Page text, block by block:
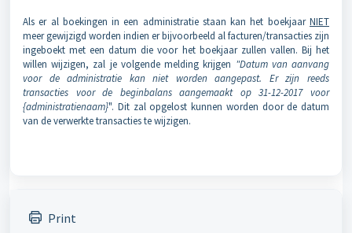
Als er al boekingen in een administratie staan kan het boekjaar NIET
meer gewijzigd worden indien er bijvoorbeeld al facturen/transacties zijn
ingeboekt met een datum die voor het boekjaar zullen vallen. Bij het
willen wijzigen, zal je volgende melding krijgen "Datum van aanvang
voor de administratie kan niet worden aangepast. Er zijn reeds
transacties voor de beginbalans aangemaakt op 31-12-2017 voor
{administratienaam}". Dit zal opgelost kunnen worden door de datum
van de verwerkte transacties te wijzigen.
Print